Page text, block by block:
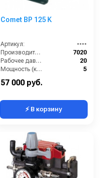
Comet BP 125 K
Артикул:
----
Производительность (л/ч):
7020
Рабочее давление (бар):
20
Мощность (кВт):
5
57 000 руб.
⚡ В корзину